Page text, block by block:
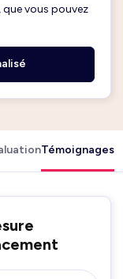
que vous pouvez
Témoignages